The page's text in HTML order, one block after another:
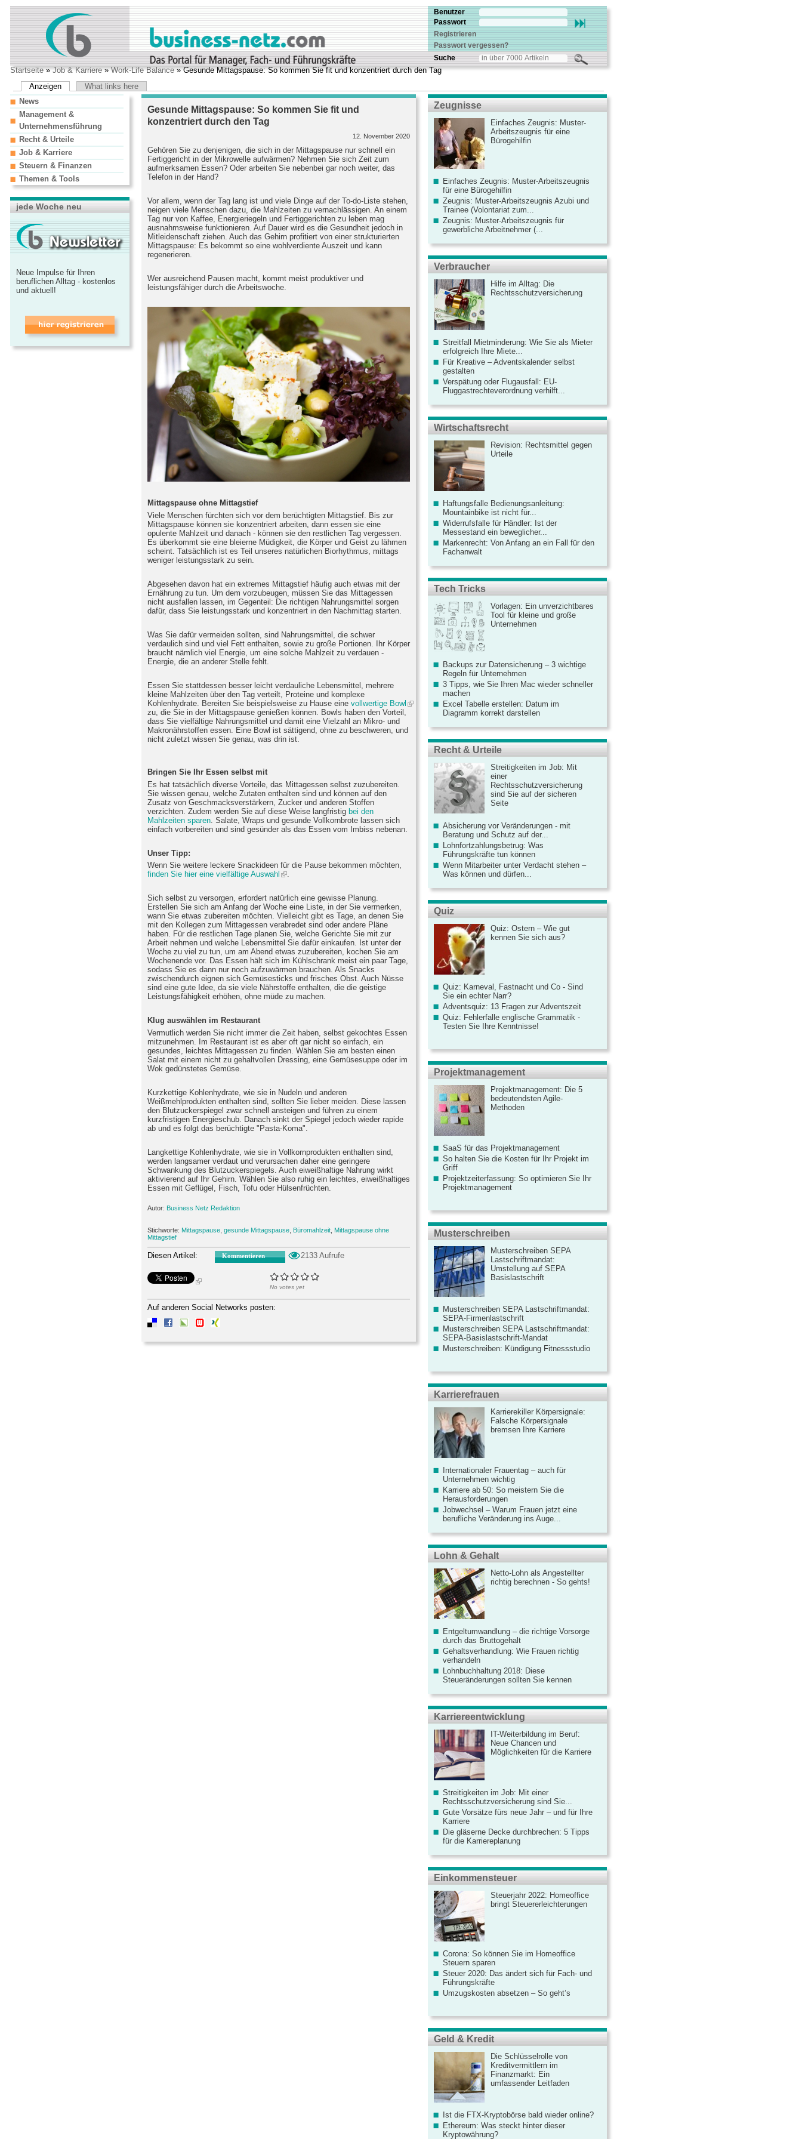
Benutzer
Passwort
Registrieren
Passwort vergessen?
Suche
Startseite»Job & Karriere»Work-Life Balance» Gesunde Mittagspause: So kommen Sie fit und konzentriert durch den Tag
Anzeigen
What links here
Gesunde Mittagspause: So kommen Sie fit und
konzentriert durch den Tag
12. November 2020
Gehören Sie zu denjenigen, die sich in der Mittagspause nur schnell ein
Fertiggericht in der Mikrowelle aufwärmen? Nehmen Sie sich Zeit zum
aufmerksamen Essen? Oder arbeiten Sie nebenbei gar noch weiter, das
Telefon in der Hand?
Vor allem, wenn der Tag lang ist und viele Dinge auf der To-do-Liste stehen,
neigen viele Menschen dazu, die Mahlzeiten zu vernachlässigen. An einem
Tag nur von Kaffee, Energieriegeln und Fertiggerichten zu leben mag
ausnahmsweise funktionieren. Auf Dauer wird es die Gesundheit jedoch in
Mitleidenschaft ziehen. Auch das Gehirn profitiert von einer strukturierten
Mittagspause: Es bekommt so eine wohlverdiente Auszeit und kann
regenerieren.
Wer ausreichend Pausen macht, kommt meist produktiver und
leistungsfähiger durch die Arbeitswoche.
Mittagspause ohne Mittagstief
Viele Menschen fürchten sich vor dem berüchtigten Mittagstief. Bis zur
Mittagspause können sie konzentriert arbeiten, dann essen sie eine
opulente Mahlzeit und danach - können sie den restlichen Tag vergessen.
Es überkommt sie eine bleierne Müdigkeit, die Körper und Geist zu lähmen
scheint. Tatsächlich ist es Teil unseres natürlichen Biorhythmus, mittags
weniger leistungsstark zu sein.
Abgesehen davon hat ein extremes Mittagstief häufig auch etwas mit der
Ernährung zu tun. Um dem vorzubeugen, müssen Sie das Mittagessen
nicht ausfallen lassen, im Gegenteil: Die richtigen Nahrungsmittel sorgen
dafür, dass Sie leistungsstark und konzentriert in den Nachmittag starten.
Was Sie dafür vermeiden sollten, sind Nahrungsmittel, die schwer
verdaulich sind und viel Fett enthalten, sowie zu große Portionen. Ihr Körper
braucht nämlich viel Energie, um eine solche Mahlzeit zu verdauen -
Energie, die an anderer Stelle fehlt.
Essen Sie stattdessen besser leicht verdauliche Lebensmittel, mehrere
kleine Mahlzeiten über den Tag verteilt, Proteine und komplexe
Kohlenhydrate. Bereiten Sie beispielsweise zu Hause eine vollwertige Bowl
zu, die Sie in der Mittagspause genießen können. Bowls haben den Vorteil,
dass Sie vielfältige Nahrungsmittel und damit eine Vielzahl an Mikro- und
Makronährstoffen essen. Eine Bowl ist sättigend, ohne zu beschweren, und
nicht zuletzt wissen Sie genau, was drin ist.
Bringen Sie Ihr Essen selbst mit
Es hat tatsächlich diverse Vorteile, das Mittagessen selbst zuzubereiten.
Sie wissen genau, welche Zutaten enthalten sind und können auf den
Zusatz von Geschmacksverstärkern, Zucker und anderen Stoffen
verzichten. Zudem werden Sie auf diese Weise langfristig bei den
Mahlzeiten sparen . Salate, Wraps und gesunde Vollkornbrote lassen sich
einfach vorbereiten und sind gesünder als das Essen vom Imbiss nebenan.
Unser Tipp:
Wenn Sie weitere leckere Snackideen für die Pause bekommen möchten,
finden Sie hier eine vielfältige Auswahl
Sich selbst zu versorgen, erfordert natürlich eine gewisse Planung.
Erstellen Sie sich am Anfang der Woche eine Liste, in der Sie vermerken,
wann Sie etwas zubereiten möchten. Vielleicht gibt es Tage, an denen Sie
mit den Kollegen zum Mittagessen verabredet sind oder andere Pläne
haben. Für die restlichen Tage planen Sie, welche Gerichte Sie mit zur
Arbeit nehmen und welche Lebensmittel Sie dafür einkaufen. Ist unter der
Woche zu viel zu tun, um am Abend etwas zuzubereiten, kochen Sie am
Wochenende vor. Das Essen hält sich im Kühlschrank meist ein paar Tage,
sodass Sie es dann nur noch aufzuwärmen brauchen. Als Snacks
zwischendurch eignen sich Gemüsesticks und frisches Obst. Auch Nüsse
sind eine gute Idee, da sie viele Nährstoffe enthalten, die die geistige
Leistungsfähigkeit erhöhen, ohne müde zu machen.
Klug auswählen im Restaurant
Vermutlich werden Sie nicht immer die Zeit haben, selbst gekochtes Essen
mitzunehmen. Im Restaurant ist es aber oft gar nicht so einfach, ein
gesundes, leichtes Mittagessen zu finden. Wählen Sie am besten einen
Salat mit einem nicht zu gehaltvollen Dressing, eine Gemüsesuppe oder im
Wok gedünstetes Gemüse.
Kurzkettige Kohlenhydrate, wie sie in Nudeln und anderen
Weißmehlprodukten enthalten sind, sollten Sie lieber meiden. Diese lassen
den Blutzuckerspiegel zwar schnell ansteigen und führen zu einem
kurzfristigen Energieschub. Danach sinkt der Spiegel jedoch wieder rapide
ab und es folgt das berüchtigte "Pasta-Koma".
Langkettige Kohlenhydrate, wie sie in Vollkornprodukten enthalten sind,
werden langsamer verdaut und verursachen daher eine geringere
Schwankung des Blutzuckerspiegels. Auch eiweißhaltige Nahrung wirkt
aktivierend auf Ihr Gehirn. Wählen Sie also ruhig ein leichtes, eiweißhaltiges
Essen mit Geflügel, Fisch, Tofu oder Hülsenfrüchten.
Autor: Business Netz Redaktion
Stichworte: Mittagspause gesunde Mittagspause Büromahlzeit Mittagspause ohne
Mittagstief
Diesen Artikel: Kommentieren 2133 Aufrufe
No votes yet
Auf anderen Social Networks posten:
News
Management &
Unternehmensführung
Recht & Urteile
Job & Karriere
Steuern & Finanzen
Themen & Tools
jede Woche neu
Neue Impulse für Ihren
beruflichen Alltag - kostenlos
und aktuell!
Zeugnisse
Einfaches Zeugnis: Muster-
Arbeitszeugnis für eine
Bürogehilfin
Einfaches Zeugnis: Muster-Arbeitszeugnis
für eine Bürogehilfin
Zeugnis: Muster-Arbeitszeugnis Azubi und
Trainee (Volontariat zum...
Zeugnis: Muster-Arbeitszeugnis für
gewerbliche Arbeitnehmer (...
Verbraucher
Hilfe im Alltag: Die
Rechtsschutzversicherung
Streitfall Mietminderung: Wie Sie als Mieter
erfolgreich Ihre Miete...
Für Kreative – Adventskalender selbst
gestalten
Verspätung oder Flugausfall: EU-
Fluggastrechteverordnung verhilft...
Wirtschaftsrecht
Revision: Rechtsmittel gegen
Urteile
Haftungsfalle Bedienungsanleitung:
Mountainbike ist nicht für...
Widerrufsfalle für Händler: Ist der
Messestand ein beweglicher...
Markenrecht: Von Anfang an ein Fall für den
Fachanwalt
Tech Tricks
Vorlagen: Ein unverzichtbares
Tool für kleine und große
Unternehmen
Backups zur Datensicherung – 3 wichtige
Regeln für Unternehmen
3 Tipps, wie Sie Ihren Mac wieder schneller
machen
Excel Tabelle erstellen: Datum im
Diagramm korrekt darstellen
Recht & Urteile
Streitigkeiten im Job: Mit
einer
Rechtsschutzversicherung
sind Sie auf der sicheren
Seite
Absicherung vor Veränderungen - mit
Beratung und Schutz auf der...
Lohnfortzahlungsbetrug: Was
Führungskräfte tun können
Wenn Mitarbeiter unter Verdacht stehen –
Was können und dürfen...
Quiz
Quiz: Ostern – Wie gut
kennen Sie sich aus?
Quiz: Karneval, Fastnacht und Co - Sind
Sie ein echter Narr?
Adventsquiz: 13 Fragen zur Adventszeit
Quiz: Fehlerfalle englische Grammatik -
Testen Sie Ihre Kenntnisse!
Projektmanagement
Projektmanagement: Die 5
bedeutendsten Agile-
Methoden
SaaS für das Projektmanagement
So halten Sie die Kosten für Ihr Projekt im
Griff
Projektzeiterfassung: So optimieren Sie Ihr
Projektmanagement
Musterschreiben
Musterschreiben SEPA
Lastschriftmandat:
Umstellung auf SEPA
Basislastschrift
Musterschreiben SEPA Lastschriftmandat:
SEPA-Firmenlastschrift
Musterschreiben SEPA Lastschriftmandat:
SEPA-Basislastschrift-Mandat
Musterschreiben: Kündigung Fitnessstudio
Karrierefrauen
Karrierekiller Körpersignale:
Falsche Körpersignale
bremsen Ihre Karriere
Internationaler Frauentag – auch für
Unternehmen wichtig
Karriere ab 50: So meistern Sie die
Herausforderungen
Jobwechsel – Warum Frauen jetzt eine
berufliche Veränderung ins Auge...
Lohn & Gehalt
Netto-Lohn als Angestellter
richtig berechnen - So gehts!
Entgeltumwandlung – die richtige Vorsorge
durch das Bruttogehalt
Gehaltsverhandlung: Wie Frauen richtig
verhandeln
Lohnbuchhaltung 2018: Diese
Steueränderungen sollten Sie kennen
Karriereentwicklung
IT-Weiterbildung im Beruf:
Neue Chancen und
Möglichkeiten für die Karriere
Streitigkeiten im Job: Mit einer
Rechtsschutzversicherung sind Sie...
Gute Vorsätze fürs neue Jahr – und für Ihre
Karriere
Die gläserne Decke durchbrechen: 5 Tipps
für die Karriereplanung
Einkommensteuer
Steuerjahr 2022: Homeoffice
bringt Steuererleichterungen
Corona: So können Sie im Homeoffice
Steuern sparen
Steuer 2020: Das ändert sich für Fach- und
Führungskräfte
Umzugskosten absetzen – So geht’s
Geld & Kredit
Die Schlüsselrolle von
Kreditvermittlern im
Finanzmarkt: Ein
umfassender Leitfaden
Ist die FTX-Kryptobörse bald wieder online?
Ethereum: Was steckt hinter dieser
Kryptowährung?